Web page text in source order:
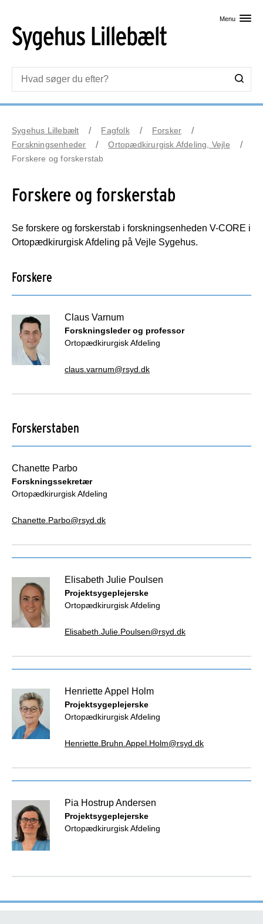
Menu
Sygehus Lillebælt Fagfolk
Forsker
Forskningsenheder
Ortopædkirurgisk Afdeling, Vejle
Forskere og forskerstab
Forskere og forskerstab
Se forskere og forskerstab i forskningsenheden V-CORE i
Ortopædkirurgisk Afdeling på Vejle Sygehus.
Forskere
Claus Varnum
Forskningsleder og professor
Ortopædkirurgisk Afdeling
claus.varnum@rsyd.dk
Forskerstaben
Chanette Parbo
Forskningssekretær
Ortopædkirurgisk Afdeling
Chanette.Parbo@rsyd.dk
Elisabeth Julie Poulsen
Projektsygeplejerske
Ortopædkirurgisk Afdeling
Elisabeth.Julie.Poulsen@rsyd.dk
Henriette Appel Holm
Projektsygeplejerske
Ortopædkirurgisk Afdeling
Henriette.Bruhn.Appel.Holm@rsyd.dk
Pia Hostrup Andersen
Projektsygeplejerske
Ortopædkirurgisk Afdeling